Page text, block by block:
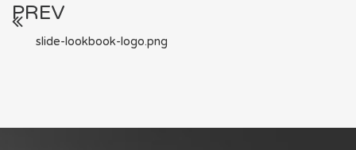
PREV
slide-lookbook-logo.png